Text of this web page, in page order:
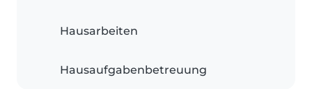
Hausarbeiten
Hausaufgabenbetreuung